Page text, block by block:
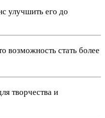
улучшить его до
стать более
творчества и